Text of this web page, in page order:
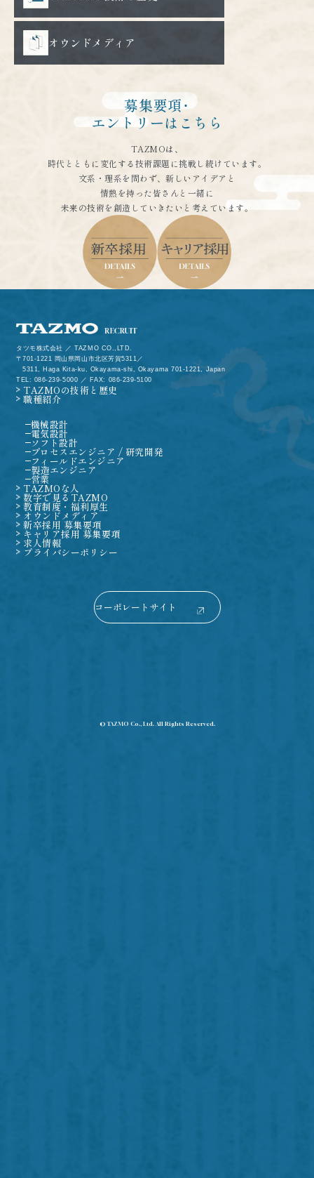
オウンドメディア
募集要項･
エントリーはこちら
TAZMOは、
時代とともに変化する技術課題に挑戦し続けています。
文系・理系を問わず、新しいアイデアと
情熱を持った皆さんと一緒に
未来の技術を創造していきたいと考えています。
タツモ株式会社 ／ TAZMO CO.,LTD.
701-1221 岡山県岡山市北区芳賀5311／
5311, Haga Kita-ku, Okayama-shi, Okayama 701-1221, Japan
TEL: 086-239-5000 ／ FAX: 086-239-5100
TAZMOの技術と歴史
職種紹介
機械設計
電気設計
ソフト設計
プロセスエンジニア / 研究開発
フィールドエンジニア
製造エンジニア
営業
TAZMOな人
数字で見るTAZMO
教育制度・福利厚生
オウンドメディア
新卒採用 募集要項
キャリア採用 募集要項
求人情報
プライバシーポリシー
コーポレートサイト
© TAZMO Co., Ltd. All Rights Reserved.